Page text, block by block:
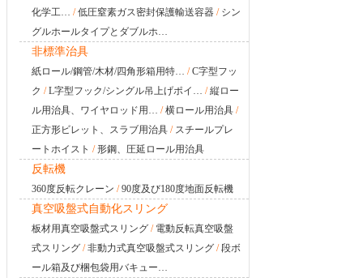
化学工… /低圧窒素ガス密封保護輸送容器 / シン
グルホールタイプとダブルホ…
非標準治具
紙ロール/鋼管/木材/四角形箱用特… /C字型フッ
ク /L字型フック/シングル吊上げポイ… /縦ロー
ル用治具、ワイヤロッド用… /横ロール用治具 /
正方形ビレット、スラブ用治具 / スチールプレ
ートホイスト /形鋼、圧延ロール用治具
反転機
360度反転クレーン /90度及び180度地面反転機
真空吸盤式自動化スリング
板材用真空吸盤式スリング / 電動反転真空吸盤
式スリング /非動力式真空吸盤式スリング /段ボ
ール箱及び梱包袋用バキュー…